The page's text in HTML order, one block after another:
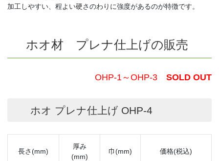
加工しやすい、程よい硬さのわりに強度があるのが特徴です。
ホオ材 プレナ仕上げの販売
OHP-1～OHP-3 SOLD OUT
ホオ プレナ仕上げ OHP-4
長さ(mm)
厚み
(mm)
巾(mm) 価格(税込)